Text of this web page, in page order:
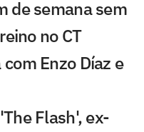
de semana sem
no CT
Enzo Díaz e
Flash', ex-